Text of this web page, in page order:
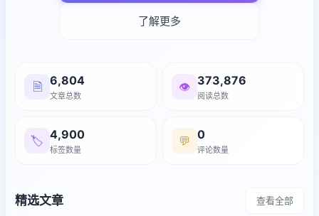
了解更多
🗎 6,804
文章总数
👁️ 373,876
阅读总数
🏷️ 4,900
标签数量
💬 0
评论数量
精选文章 查看全部